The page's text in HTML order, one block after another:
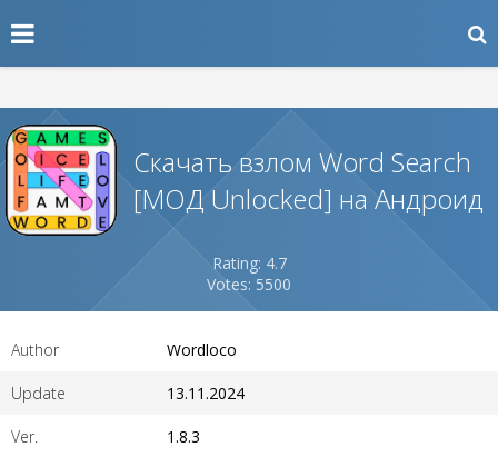
Скачать взлом Word Search
[МОД Unlocked] на Андроид
Rating: 4.7
Votes: 5500
Author Wordloco
Update 13.11.2024
Ver. 1.8.3